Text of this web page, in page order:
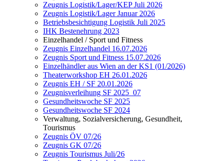
Zeugnis Logistik/Lager/KEP Juli 2026
Zeugnis Logistik/Lager Januar 2026
Betriebsbesichtigung Logistik Juli 2025
IHK Bestenehrung 2023
Einzelhandel / Sport und Fitness
Zeugnis Einzelhandel 16.07.2026
Zeugnis Sport und Fitness 15.07.2026
Einzelhändler aus Wien an der KS1 (01/2026)
Theaterworkshop EH 26.01.2026
Zeugnis EH / SF 20.01.2026
Zeugnisverleihung SF 2025_07
Gesundheitswoche SF 2025
Gesundheitswoche SF 2024
Verwaltung, Sozialversicherung, Gesundheit,
Tourismus
Zeugnis ÖV 07/26
Zeugnis GK 07/26
Zeugnis Tourismus Juli/26